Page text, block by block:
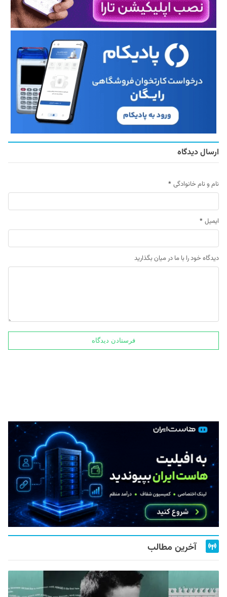
ارسال دیدگاه
نام و نام خانوادگی *
ایمیل *
دیدگاه خود را با ما در میان بگذارید
آخرین مطالب